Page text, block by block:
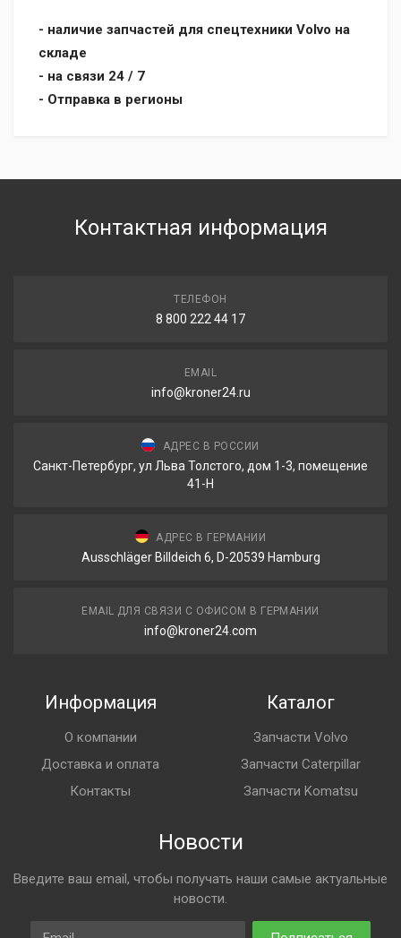
- наличие запчастей для спецтехники Volvo на
складе
- на связи 24 / 7
- Отправка в регионы
Контактная информация
ТЕЛЕФОН
8 800 222 44 17
EMAIL
info@kroner24.ru
АДРЕС В РОССИИ
Санкт-Петербург, ул Льва Толстого, дом 1-3, помещение
41-Н
АДРЕС В ГЕРМАНИИ
Ausschläger Billdeich 6, D-20539 Hamburg
EMAIL ДЛЯ СВЯЗИ С ОФИСОМ В ГЕРМАНИИ
info@kroner24.com
Информация
О компании
Доставка и оплата
Контакты
Каталог
Запчасти Volvo
Запчасти Caterpillar
Запчасти Komatsu
Новости
Введите ваш email, чтобы получать наши самые актуальные
новости.
Email